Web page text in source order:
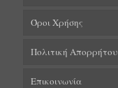
Όροι Χρήσης
Πολιτική Απορρήτου
Επικοινωνία